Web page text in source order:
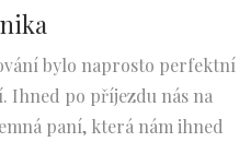
bylo naprosto perfektní
Ihned po příjezdu nás na
paní, která nám ihned